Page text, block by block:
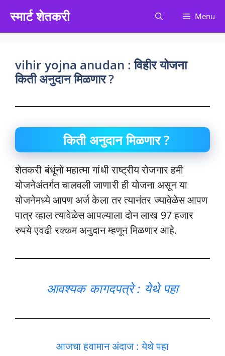
content
स्मार्ट शेतकरी Menu
vihir yojna anudan : विहीर योजना
किती अनुदान मिळणार ?
किती अनुदान मिळणार ?
शेतकरी बंधूंनो महात्मा गांधी राष्ट्रीय रोजगार हमी
योजनेअंतर्गत चालवली जाणारी ही योजना असून या
योजनेमध्ये आपण अर्ज केला तर त्यानंतर ज्यावेळेस आपण
पात्र व्हाल त्यावेळेस आपल्याला दोन लाख 97 हजार
रुपये एवढी रक्कम अनुदान म्हणून मिळणार आहे.
आवश्यक कागदपत्रे : येथे पहा
आजचा हवामान अंदाज : येथे पहा